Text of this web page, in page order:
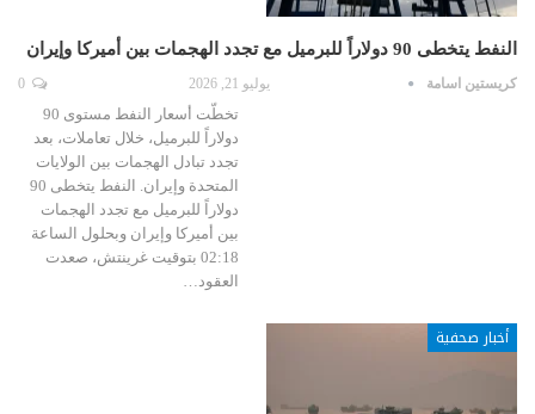
النفط يتخطى 90 دولاراً للبرميل مع تجدد الهجمات بين أميركا وإيران
كريستين اسامة يوليو 21, 2026
تخطّت أسعار النفط مستوى 90
دولاراً للبرميل، خلال تعاملات، بعد
تجدد تبادل الهجمات بين الولايات
المتحدة وإيران. النفط يتخطى 90
دولاراً للبرميل مع تجدد الهجمات
بين أميركا وإيران وبحلول الساعة
02:18 ​بتوقيت غرينتش، صعدت
العقود…
أخبار صحفية